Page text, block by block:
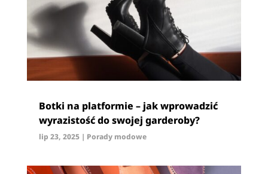
Botki na platformie – jak wprowadzić
wyrazistość do swojej garderoby?
lip 23, 2025| Porady modowe